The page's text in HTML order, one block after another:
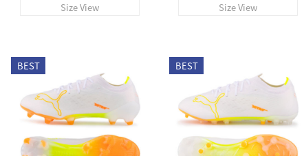
Size View Size View
BEST BEST